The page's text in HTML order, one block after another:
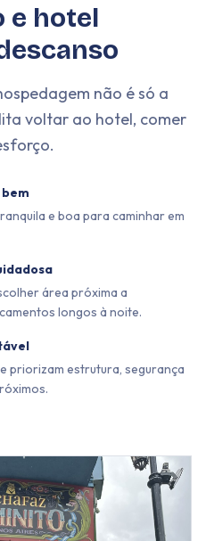
e hotel
não é só a
voltar ao hotel, comer
e boa para caminhar em
área próxima a
longos à noite.
priorizam estrutura, segurança